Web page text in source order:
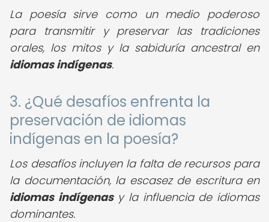
La poesía sirve como un medio poderoso
para transmitir y preservar las tradiciones
orales, los mitos y la sabiduría ancestral en
idiomas indígenas.
3. ¿Qué desafíos enfrenta la
preservación de idiomas
indígenas en la poesía?
Los desafíos incluyen la falta de recursos para
la documentación, la escasez de escritura en
idiomas indígenasy la influencia de idiomas
dominantes.